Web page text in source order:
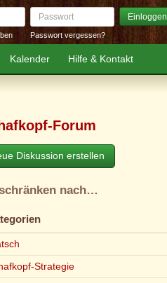
Passwort Einloggen
Passwort vergessen?
Kalender Hilfe & Kontakt
Forum
Diskussion erstellen
nach…
Strategie